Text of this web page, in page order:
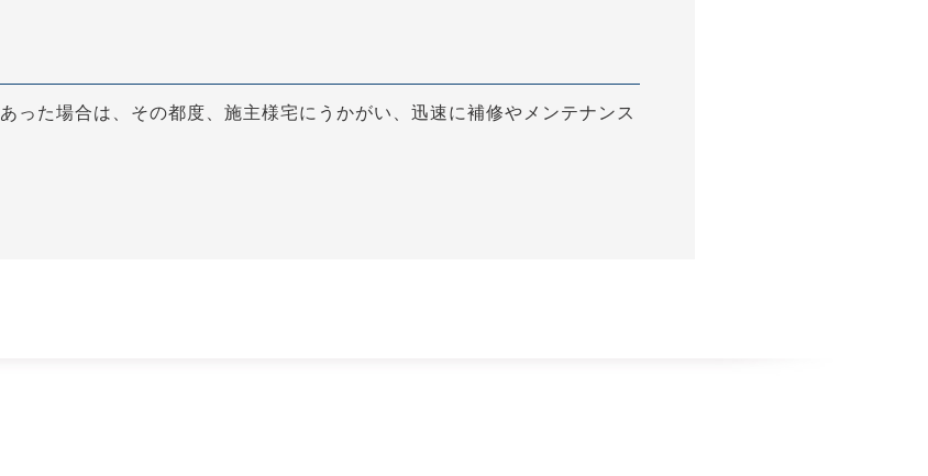
った場合は、その都度、施主様宅にうかがい、迅速に補修やメンテナンス